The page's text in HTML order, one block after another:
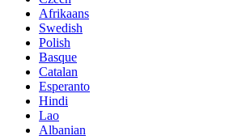
Afrikaans
Swedish
Polish
Basque
Catalan
Esperanto
Hindi
Lao
Albanian